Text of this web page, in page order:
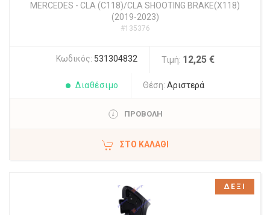
MERCEDES - CLA (C118)/CLA SHOOTING BRAKE(X118)
(2019-2023)
#135376
Κωδικός: 531304832 Τιμή: 12,25 €
Διαθέσιμο Θέση: Αριστερά
ΠΡΟΒΟΛΗ
ΣΤΟ ΚΑΛΆΘΙ
ΔΕΞΙ